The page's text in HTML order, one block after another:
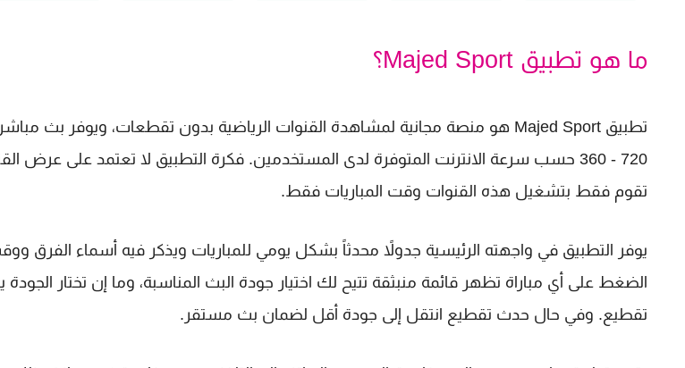
ما هو تطبيق Majed Sport؟
تقوم فقط بتشغيل هذه القنوات وقت المباريات فقط.
يوفر التطبيق في واجهته الرئيسية جدولاً محدثاً بشكل يومي للمباريات ويذكر فيه أسماء الفرق
الضغط على أي مباراة تظهر قائمة منبثقة تتيح لك اختيار جودة البث المناسبة، وما إن تختار الجودة
تقطيع. وفي حال حدث تقطيع انتقل إلى جودة أقل لضمان بث مستقر.